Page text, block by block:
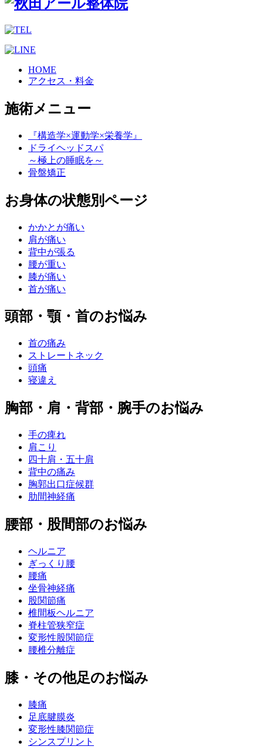
HOME
アクセス・料金
施術メニュー
『構造学×運動学×栄養学』
ドライヘッドスパ
～極上の睡眠を～
骨盤矯正
お身体の状態別ページ
かかとが痛い
肩が痛い
背中が張る
腰が重い
膝が痛い
首が痛い
頭部・顎・首のお悩み
首の痛み
ストレートネック
頭痛
寝違え
胸部・肩・背部・腕手のお悩み
手の痺れ
肩こり
四十肩・五十肩
背中の痛み
胸郭出口症候群
肋間神経痛
腰部・股間部のお悩み
ヘルニア
ぎっくり腰
腰痛
坐骨神経痛
股関節痛
椎間板ヘルニア
脊柱管狭窄症
変形性股関節症
腰椎分離症
膝・その他足のお悩み
膝痛
足底腱膜炎
変形性膝関節症
シンスプリント